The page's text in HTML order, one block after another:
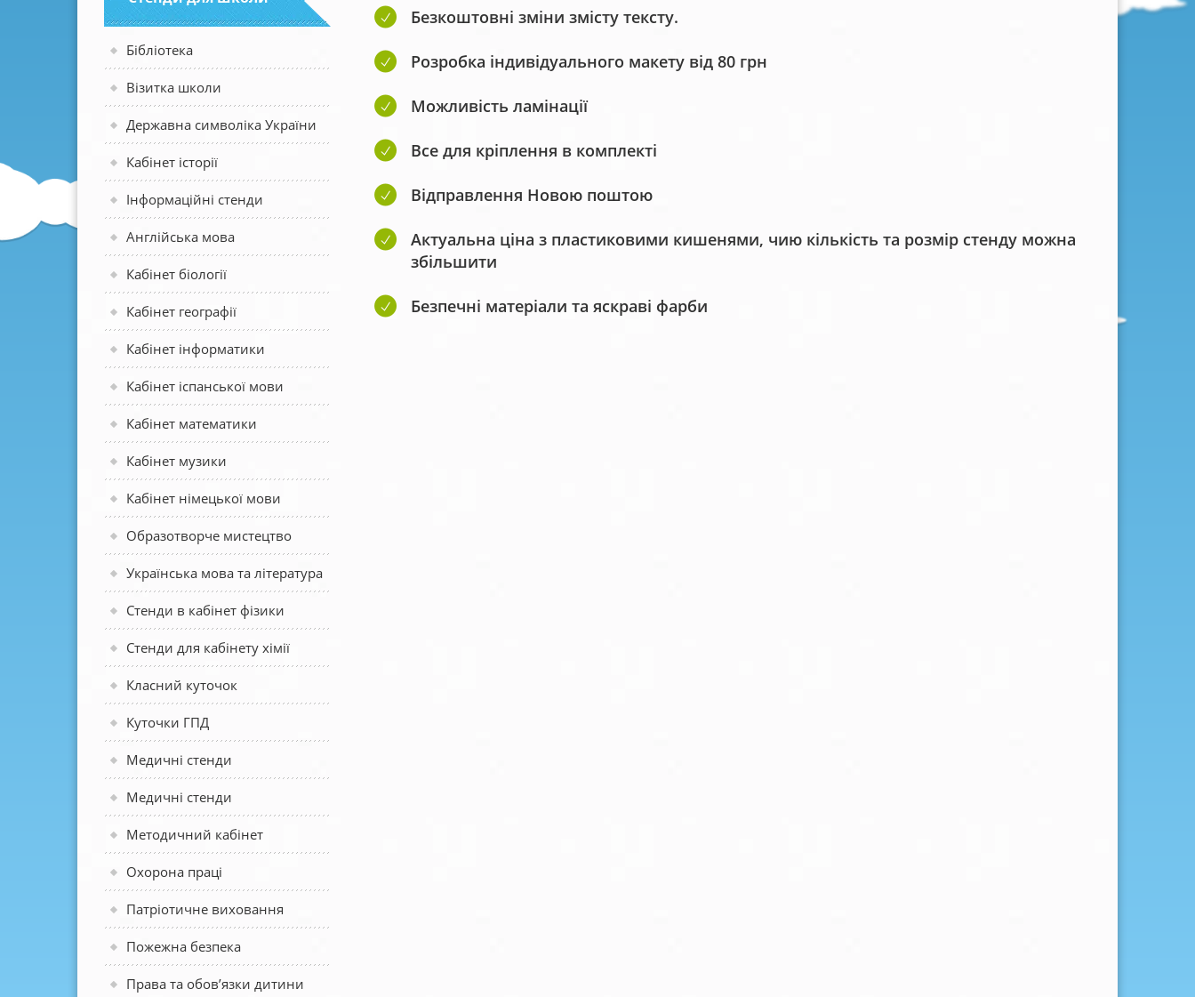
Бібліотека
Візитка школи
Державна символіка України
Кабінет історії
Інформаційні стенди
Англійська мова
Кабінет біології
Кабінет географії
Кабінет інформатики
Кабінет іспанської мови
Кабінет математики
Кабінет музики
Кабінет німецької мови
Образотворче мистецтво
Українська мова та література
Стенди в кабінет фізики
Стенди для кабінету хімії
Класний куточок
Куточки ГПД
Медичні стенди
Медичні стенди
Методичний кабінет
Охорона праці
Патріотичне виховання
Пожежна безпека
Права та обов’язки дитини
Безкоштовні зміни змісту тексту.
Розробка індивідуального макету від 80 грн
Можливість ламінації
Все для кріплення в комплекті
Відправлення Новою поштою
Актуальна ціна з пластиковими кишенями, чию кількість та розмір стенду можна
збільшити
Безпечні матеріали та яскраві фарби